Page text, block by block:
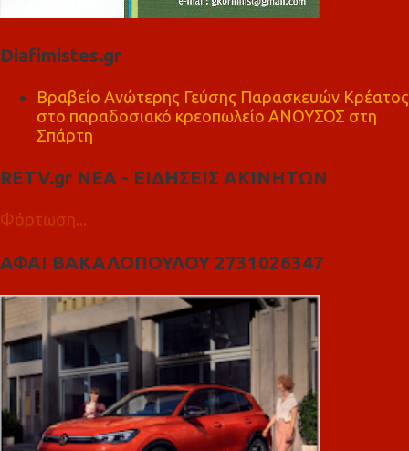
Diafimistes.gr
Βραβείο Ανώτερης Γεύσης Παρασκευών Κρέατος
στο παραδοσιακό κρεοπωλείο ΑΝΟΥΣΟΣ στη
Σπάρτη
RETV.gr ΝΕΑ - ΕΙΔΗΣΕΙΣ ΑΚΙΝΗΤΩΝ
Φόρτωση...
ΑΦΑΙ ΒΑΚΑΛΟΠΟΥΛΟΥ 2731026347